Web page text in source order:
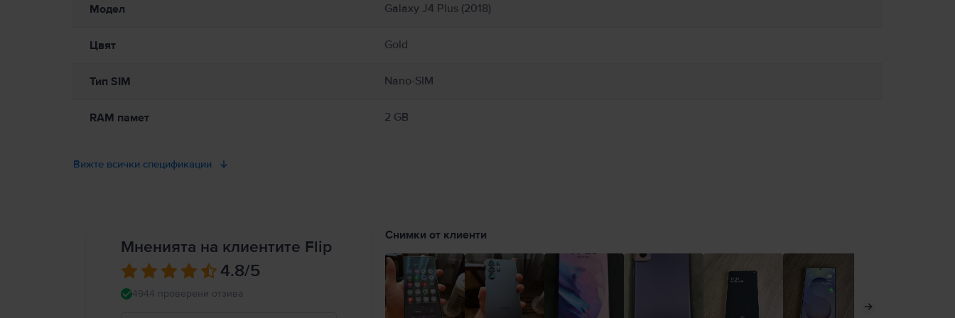
Модел Galaxy J4 Plus (2018)
Цвят Gold
Тип SIM Nano-SIM
RAM памет 2 GB
Вижте всички спецификации
Мненията на клиентите Flip
4.8/5
4944 проверени отзива
Снимки от клиенти